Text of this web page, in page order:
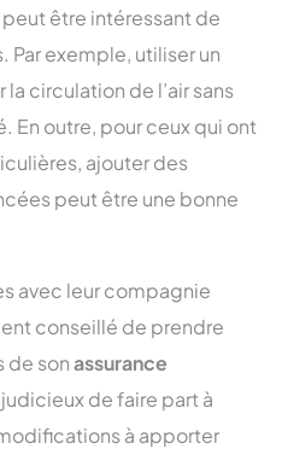
être intéressant de
Par exemple, utiliser un
circulation de l’air sans
En outre, pour ceux qui ont
ajouter des
peut être une bonne
avec leur compagnie
conseillé de prendre
de sonassurance
de faire part à
à apporter